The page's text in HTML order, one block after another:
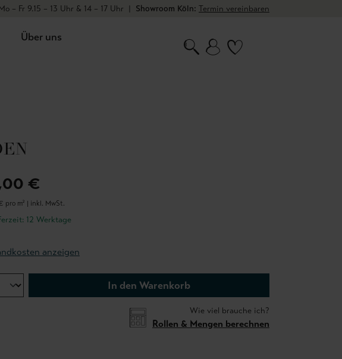
– Fr 9.15 – 13 Uhr & 14 – 17 Uhr | Showroom Köln: Termin vereinbaren
Über uns
€
pro m² | inkl. MwSt.
12 Werktage
anzeigen
In den Warenkorb
Wie viel brauche ich?
Rollen & Mengen berechnen